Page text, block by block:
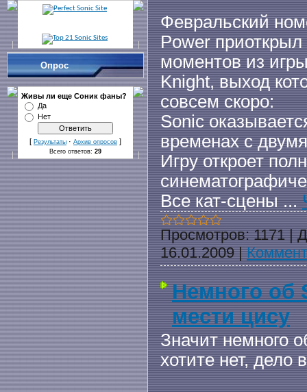
Опрос
Живы ли еще Cоник фаны?
Да
Нет
[ Результаты · Архив опросов ]
Всего ответов: 29
Февральский
Power
моментов из
Knight, выход
совсем скоро:
Sonic
временах с
Игру откроет
Все кат-сцены...
Просмотров: 1171 |
16.01.2009 |
Немного об
мести цису
Значит немного
хотите нет, дело